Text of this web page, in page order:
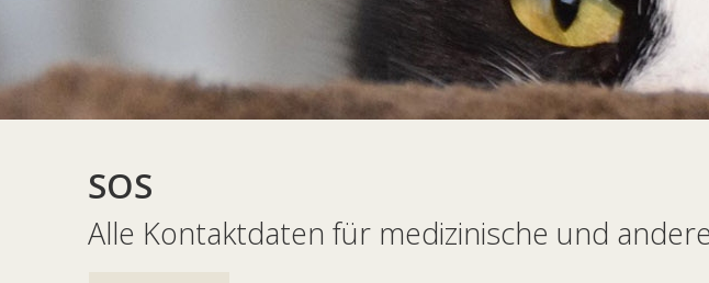
SOS
Alle Kontaktdaten für medizinische und